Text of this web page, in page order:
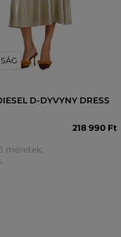
D-DYVYNY DRESS
218 990 Ft
méretek:
L